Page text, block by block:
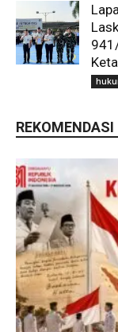
REKOMENDASI